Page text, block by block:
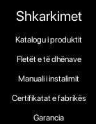
Shkarkimet
Katalogu i produktit
Fletët e të dhënave
Manuali i instalimit
Certifikatat e fabrikës
Garancia